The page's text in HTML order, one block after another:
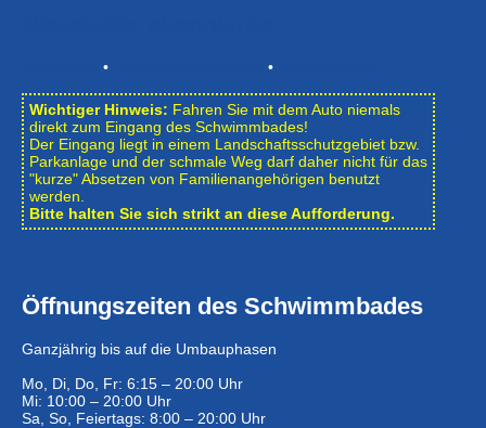
• •
Wichtiger Hinweis: Fahren Sie mit dem Auto niemals
direkt zum Eingang des Schwimmbades!
Der Eingang liegt in einem Landschafts­schutzgebiet bzw.
Park­anlage und der schmale Weg darf daher nicht für das
"kurze" Absetzen von Familienangehörigen benutzt
werden.
Bitte halten Sie sich strikt an diese Aufforderung.
Öffnungszeiten des Schwimmbades
Ganzjährig bis auf die Umbauphasen
Mo, Di, Do, Fr: 6:15 – 20:00 Uhr
Mi: 10:00 – 20:00 Uhr
Sa, So, Feiertags: 8:00 – 20:00 Uhr